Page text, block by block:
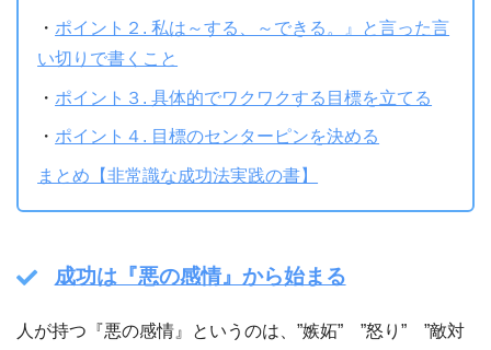
・ ポイント２. 私は～する、～できる。』と言った言
い切りで書くこと
・ ポイント３. 具体的でワクワクする目標を立てる
・ポイント４. 目標のセンターピンを決める
まとめ【非常識な成功法実践の書】
成功は『悪の感情』から始まる
人が持つ『悪の感情』というのは、”嫉妬” ”怒り” ”敵対